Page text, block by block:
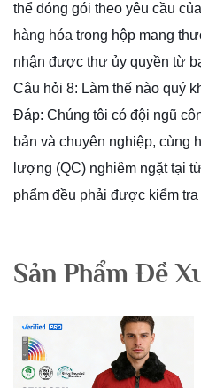
thể đóng gói theo yêu cầu
hàng hóa trong hộp mang
nhận được thư ủy quyền từ
Câu hỏi 8: Làm thế nào quý
Đáp: Chúng tôi có đội ngũ
bản và chuyên nghiệp, cùng
lượng (QC) nghiêm ngặt tại
phẩm đều phải được kiểm
Sản Phẩm Đề